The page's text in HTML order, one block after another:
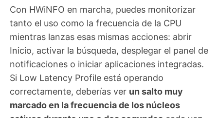
Con HWiNFO en marcha, puedes monitorizar
tanto el uso como la frecuencia de la CPU
mientras lanzas esas mismas acciones: abrir
Inicio, activar la búsqueda, desplegar el panel de
notificaciones o iniciar aplicaciones integradas.
Si Low Latency Profile está operando
correctamente, deberías ver un salto muy
marcado en la frecuencia de los núcleos